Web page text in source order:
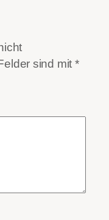
sind mit *